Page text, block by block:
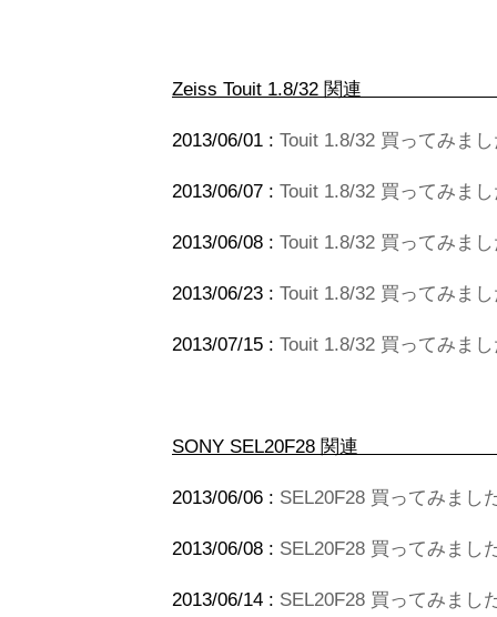
Zeiss Touit
2013/06/01 : Touit 1.8/32 買ってみま
2013/06/07 : Touit 1.8/32 買ってみま
2013/06/08 : Touit 1.8/32 買ってみま
2013/06/23 : Touit 1.8/32 買ってみま
2013/07/15 : Touit 1.8/32 買ってみま
SONY
2013/06/06 : SEL20F28 買ってみまし
2013/06/08 : SEL20F28 買ってみまし
2013/06/14 : SEL20F28 買ってみまし